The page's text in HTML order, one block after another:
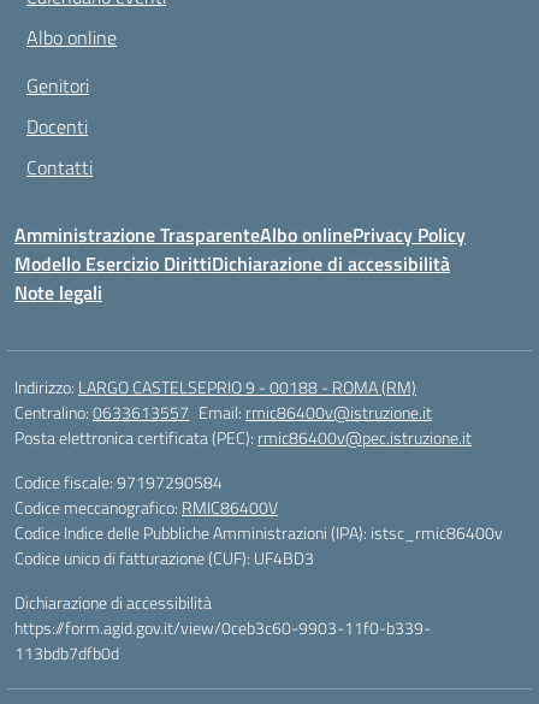
Albo online
Genitori
Docenti
Contatti
Amministrazione TrasparenteAlbo onlinePrivacy Policy
Modello Esercizio DirittiDichiarazione di accessibilità
Note legali
Indirizzo: LARGO CASTELSEPRIO 9 - 00188 - ROMA (RM)
Centralino:0633613557 Email: rmic86400v@istruzione.it
Posta elettronica certificata (PEC): rmic86400v@pec.istruzione.it
Codice fiscale: 97197290584
Codice meccanografico: RMIC86400V
Codice Indice delle Pubbliche Amministrazioni (IPA): istsc_rmic86400v
Codice unico di fatturazione (CUF): UF4BD3
Dichiarazione di accessibilità
https://form.agid.gov.it/view/0ceb3c60-9903-11f0-b339-
113bdb7dfb0d